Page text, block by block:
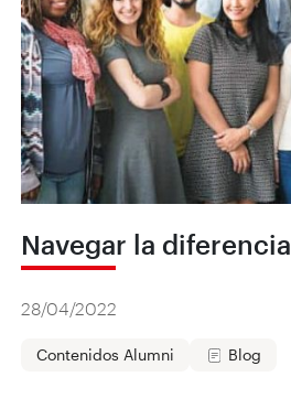
Navegar la diferencia
28/04/2022
Contenidos Alumni Blog